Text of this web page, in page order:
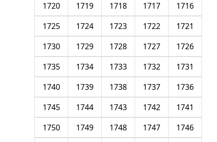
1716
1717
1718
1719
1720
1721
1722
1723
1724
1725
1726
1727
1728
1729
1730
1731
1732
1733
1734
1735
1736
1737
1738
1739
1740
1741
1742
1743
1744
1745
1746
1747
1748
1749
1750